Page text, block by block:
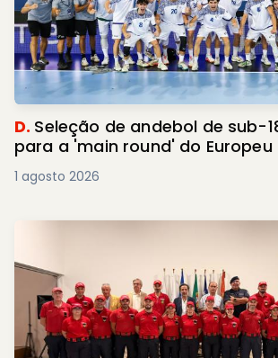
D. Seleção de andebol de sub-
para a 'main round' do Europeu
1 agosto 2026